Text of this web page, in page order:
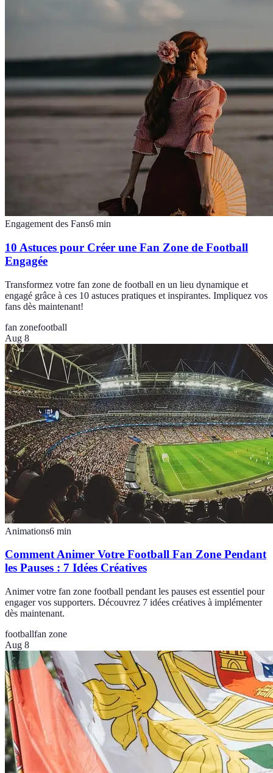
Engagement des Fans6 min
10 Astuces pour Créer une Fan Zone de Football
Engagée
Transformez votre fan zone de football en un lieu dynamique et
engagé grâce à ces 10 astuces pratiques et inspirantes. Impliquez vos
fans dès maintenant!
fan zonefootball
Aug 8
Animations6 min
Comment Animer Votre Football Fan Zone Pendant
les Pauses : 7 Idées Créatives
Animer votre fan zone football pendant les pauses est essentiel pour
engager vos supporters. Découvrez 7 idées créatives à implémenter
dès maintenant.
footballfan zone
Aug 8